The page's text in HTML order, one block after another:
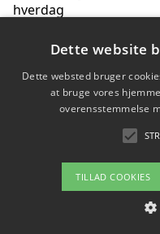
hverdag
Om / kontakt
Dette website
Dette websted bruger
at bruge vores
overensstemmelse
TILLAD COOKIES